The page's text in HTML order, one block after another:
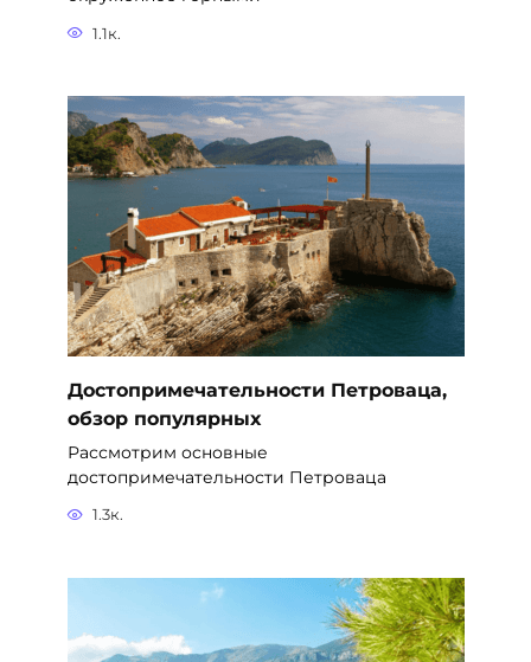
1.1к.
Достопримечательности Петроваца,
обзор популярных
Рассмотрим основные
достопримечательности Петроваца
1.3к.